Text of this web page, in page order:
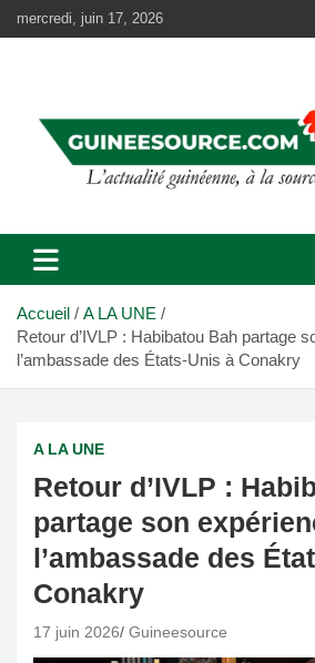
au
mercredi, juin 17, 2026
Accueil
A LA UNE
Retour d’IVLP : Habibatou Bah partage
l’ambassade des États-Unis à Conakry
A LA UNE
Retour d’IVLP :
partage son
l’ambassade des
Conakry
17 juin 2026 Guineesource